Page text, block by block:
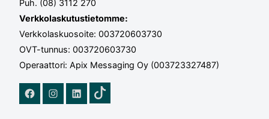
Puh. (08) 3112 270
Verkkolaskutustietomme:
Verkkolaskuosoite: 003720603730
OVT-tunnus: 003720603730
Operaattori: Apix Messaging Oy (003723327487)
FacebookInstagramLinkedInTikTok